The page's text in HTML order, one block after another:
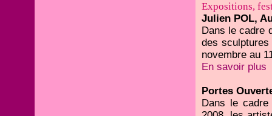
Expositions,
Julien POL,
Dans le cadre
des
novembre au
En savoir plus
Portes
Dans le